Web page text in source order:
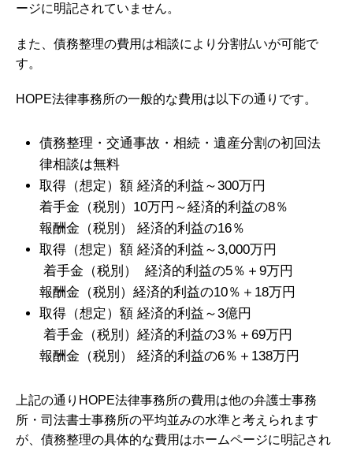
ージに明記されていません。
また、債務整理の費用は相談により分割払いが可能で
す。
HOPE法律事務所の一般的な費用は以下の通りです。
債務整理・交通事故・相続・遺産分割の初回法
律相談は無料
取得（想定）額 経済的利益～300万円
着手金（税別）10万円～経済的利益の8％
報酬金（税別） 経済的利益の16％
取得（想定）額 経済的利益～3,000万円
着手金（税別） 経済的利益の5％＋9万円
報酬金（税別）経済的利益の10％＋18万円
取得（想定）額 経済的利益～3億円
着手金（税別）経済的利益の3％＋69万円
報酬金（税別） 経済的利益の6％＋138万円
上記の通りHOPE法律事務所の費用は他の弁護士事務
所・司法書士事務所の平均並みの水準と考えられます
が、債務整理の具体的な費用はホームページに明記され